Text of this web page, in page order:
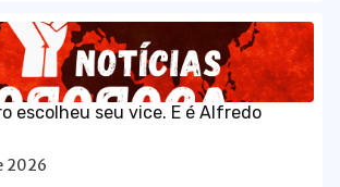
escolheu seu vice. E é Alfredo
2026